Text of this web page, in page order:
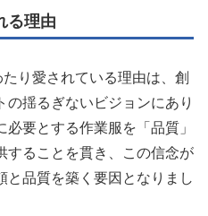
る理由
り愛されている理由は、創
揺るぎないビジョンにあり
要とする作業服を「品質」
することを貫き、この信念が
と品質を築く要因となりまし